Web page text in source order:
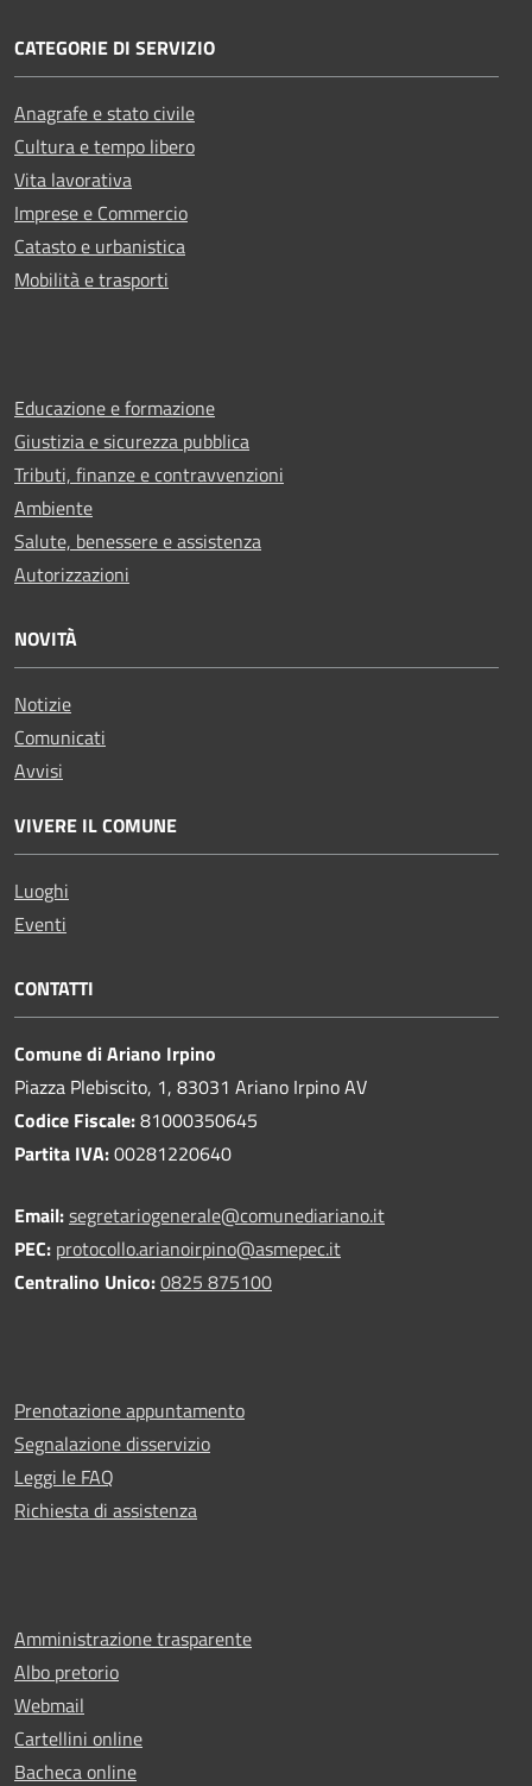
CATEGORIE DI SERVIZIO
Anagrafe e stato civile
Cultura e tempo libero
Vita lavorativa
Imprese e Commercio
Catasto e urbanistica
Mobilità e trasporti
Educazione e formazione
Giustizia e sicurezza pubblica
Tributi, finanze e contravvenzioni
Ambiente
Salute, benessere e assistenza
Autorizzazioni
NOVITÀ
Notizie
Comunicati
Avvisi
VIVERE IL COMUNE
Luoghi
Eventi
CONTATTI
Comune di Ariano Irpino
Piazza Plebiscito, 1, 83031 Ariano Irpino AV
Codice Fiscale:81000350645
Partita IVA:00281220640
Email:segretariogenerale@comunediariano.it
PEC: protocollo.arianoirpino@asmepec.it
Centralino Unico:0825 875100
Prenotazione appuntamento
Segnalazione disservizio
Leggi le FAQ
Richiesta di assistenza
Amministrazione trasparente
Albo pretorio
Webmail
Cartellini online
Bacheca online